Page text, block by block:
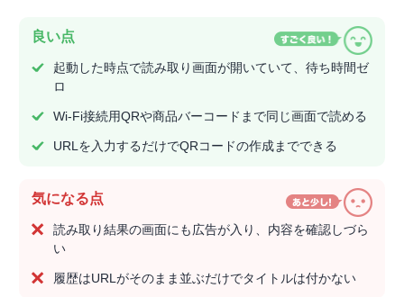
良い点
起動した時点で読み取り画面が開いていて、待ち時間ゼ
ロ
Wi-Fi接続用QRや商品バーコードまで同じ画面で読める
URLを入力するだけでQRコードの作成までできる
気になる点
読み取り結果の画面にも広告が入り、内容を確認しづら
い
履歴はURLがそのまま並ぶだけでタイトルは付かない